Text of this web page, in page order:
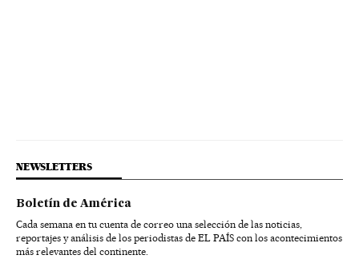
NEWSLETTERS
Boletín de América
Cada semana en tu cuenta de correo una selección de las noticias,
reportajes y análisis de los periodistas de EL PAÍS con los acontecimientos
más relevantes del continente.